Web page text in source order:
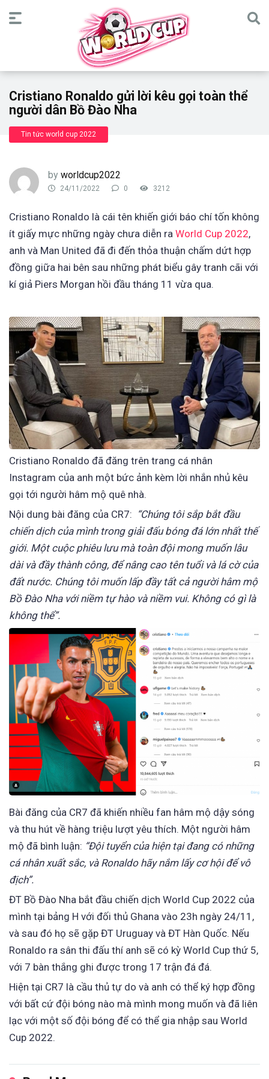
Cristiano Ronaldo gửi lời kêu gọi toàn thể
người dân Bồ Đào Nha
Tin tức world cup 2022
by worldcup2022
24/11/2022 0 3212
Cristiano Ronaldo là cái tên khiến giới báo chí tốn không
ít giấy mực những ngày chưa diễn ra World Cup 2022,
anh và Man United đã đi đến thỏa thuận chấm dứt hợp
đồng giữa hai bên sau những phát biểu gây tranh cãi với
kí giả Piers Morgan hồi đầu tháng 11 vừa qua.
Cristiano Ronaldo đã đăng trên trang cá nhân
Instagram của anh một bức ảnh kèm lời nhắn nhủ kêu
gọi tới người hâm mộ quê nhà.
Nội dung bài đăng của CR7: “Chúng tôi sắp bắt đầu
chiến dịch của mình trong giải đấu bóng đá lớn nhất thế
giới. Một cuộc phiêu lưu mà toàn đội mong muốn lâu
dài và đầy thành công, để nâng cao tên tuổi và lá cờ của
đất nước. Chúng tôi muốn lấp đầy tất cả người hâm mộ
Bồ Đào Nha với niềm tự hào và niềm vui. Không có gì là
không thể”.
Bài đăng của CR7 đã khiến nhiều fan hâm mộ dậy sóng
và thu hút về hàng triệu lượt yêu thích. Một người hâm
mộ đã bình luận: “Đội tuyển của hiện tại đang có những
cá nhân xuất sắc, và Ronaldo hãy nắm lấy cơ hội để vô
địch”.
ĐT Bồ Đào Nha bắt đầu chiến dịch World Cup 2022 của
mình tại bảng H với đối thủ Ghana vào 23h ngày 24/11,
và sau đó họ sẽ gặp ĐT Uruguay và ĐT Hàn Quốc. Nếu
Ronaldo ra sân thi đấu thí anh sẽ có kỳ World Cup thứ 5,
với 7 bàn thắng ghi được trong 17 trận đá đá.
Hiện tại CR7 là cầu thủ tự do và anh có thể ký hợp đồng
với bất cứ đội bóng nào mà mình mong muốn và đã liên
lạc với một số đội bóng để có thể gia nhập sau World
Cup 2022.